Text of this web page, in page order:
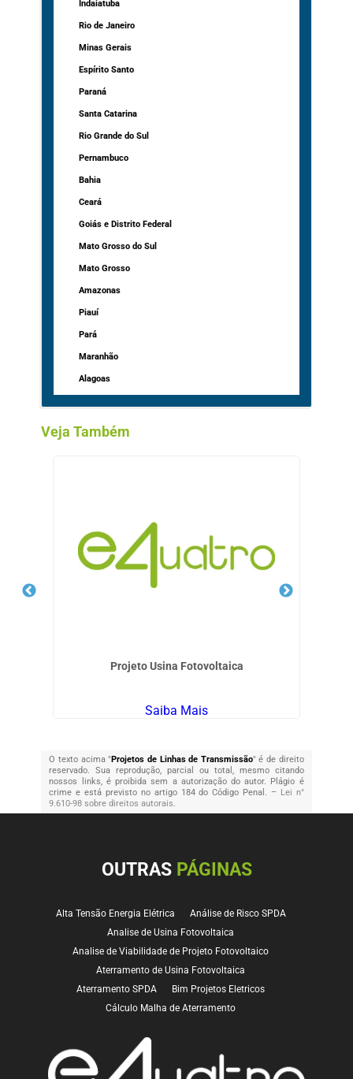
Indaiatuba
Rio de Janeiro
Minas Gerais
Espírito Santo
Paraná
Santa Catarina
Rio Grande do Sul
Pernambuco
Bahia
Ceará
Goiás e Distrito Federal
Mato Grosso do Sul
Mato Grosso
Amazonas
Piauí
Pará
Maranhão
Alagoas
Veja Também
Projeto Usina Fotovoltaica
Saiba Mais
O texto acima "Projetos de Linhas de Transmissão" é de direito
reservado. Sua reprodução, parcial ou total, mesmo citando
nossos links, é proibida sem a autorização do autor. Plágio é
crime e está previsto no artigo 184 do Código Penal. – Lei n°
9.610-98 sobre direitos autorais.
OUTRAS PÁGINAS
Alta Tensão Energia Elétrica
Análise de Risco SPDA
Analise de Usina Fotovoltaica
Analise de Viabilidade de Projeto Fotovoltaico
Aterramento de Usina Fotovoltaica
Aterramento SPDA
Bim Projetos Eletricos
Cálculo Malha de Aterramento
Comissionamento de Usinas
Comissionamento de Usinas Fotovoltaicas